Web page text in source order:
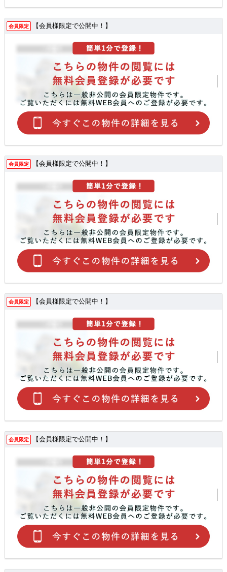
会員限定 【会員様限定で公開中！】
会員限定 【会員様限定で公開中！】
会員限定 【会員様限定で公開中！】
会員限定 【会員様限定で公開中！】